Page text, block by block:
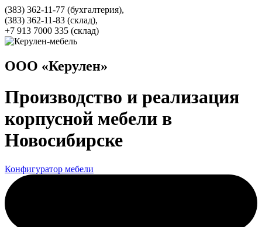
(383) 362-11-77 (бухгалтерия),
(383) 362-11-83 (cклад),
+7 913 7000 335 (склад)
ООО «Керулен»
Производство и реализация
корпусной мебели в
Новосибирске
Конфигуратор мебели